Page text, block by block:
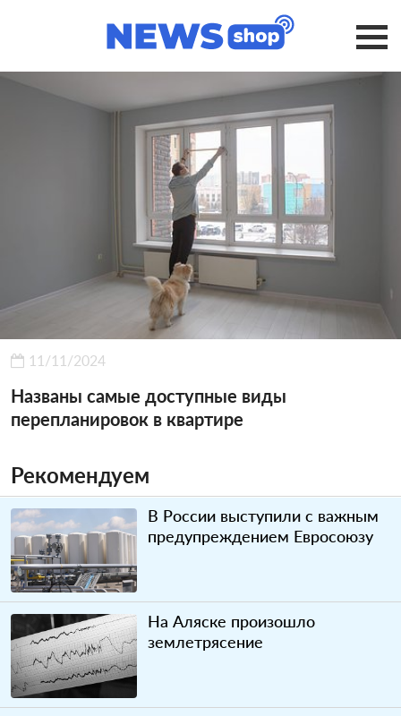
11/11/2024
Названы самые доступные виды
перепланировок в квартире
Рекомендуем
В России выступили с важным
предупреждением Евросоюзу
На Аляске произошло
землетрясение